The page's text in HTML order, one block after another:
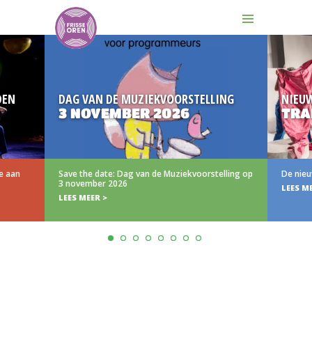
aan
DAG VAN DE MUZIEKVOORSTELLING
3 NOVEMBER 2026
Save the date: Dag van de Muziekvoorstelling op
3 november 2026
LEES MEER >
De
LEES